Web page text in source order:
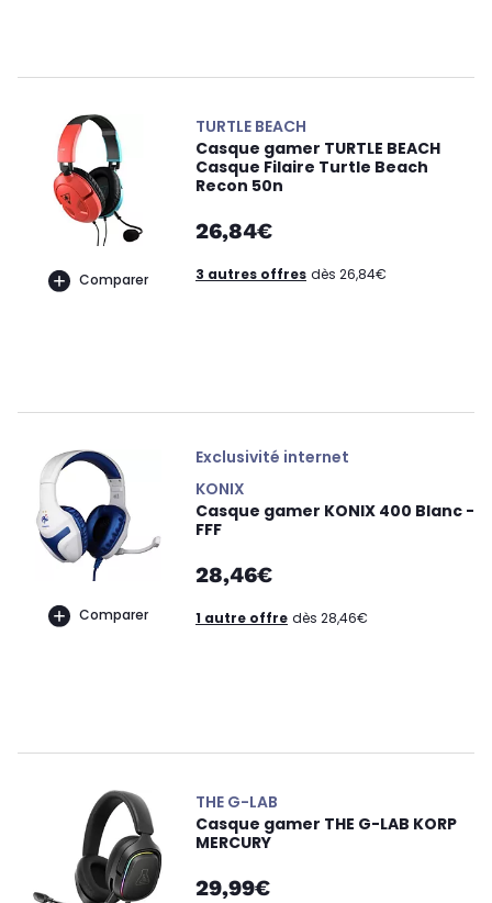
Comparer
TURTLE BEACH
Casque gamer TURTLE BEACH
Casque Filaire Turtle Beach
Recon 50n
26,84€
3 autres offres dès 26,84€
Comparer
Exclusivité internet
KONIX
Casque gamer KONIX 400 Blanc -
FFF
28,46€
1 autre offre dès 28,46€
THE G-LAB
Casque gamer THE G-LAB KORP
MERCURY
29,99€